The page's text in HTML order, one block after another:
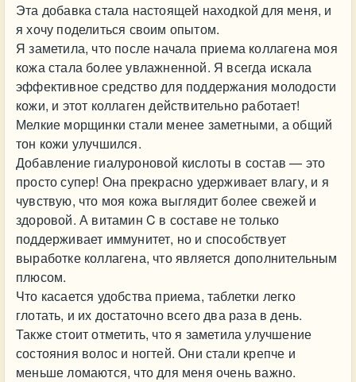
Эта добавка стала настоящей находкой для меня, и
я хочу поделиться своим опытом.
Я заметила, что после начала приема коллагена моя
кожа стала более увлажненной. Я всегда искала
эффективное средство для поддержания молодости
кожи, и этот коллаген действительно работает!
Мелкие морщинки стали менее заметными, а общий
тон кожи улучшился.
Добавление гиалуроновой кислоты в состав — это
просто супер! Она прекрасно удерживает влагу, и я
чувствую, что моя кожа выглядит более свежей и
здоровой. А витамин C в составе не только
поддерживает иммунитет, но и способствует
выработке коллагена, что является дополнительным
плюсом.
Что касается удобства приема, таблетки легко
глотать, и их достаточно всего два раза в день.
Также стоит отметить, что я заметила улучшение
состояния волос и ногтей. Они стали крепче и
меньше ломаются, что для меня очень важно.